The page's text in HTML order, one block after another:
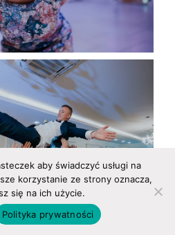
aby świadczyć usługi na
korzystanie ze strony oznacza,
się na ich użycie.
Polityka prywatności